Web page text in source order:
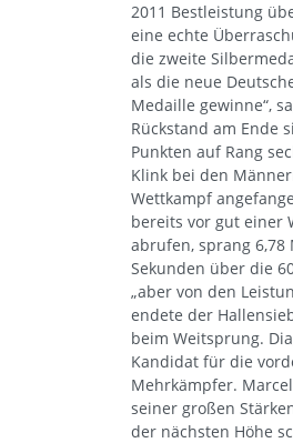
2011 Bestleistung
eine echte
die zweite
als die neue
Medaille gewinne“,
Rückstand am Ende
Punkten auf Rang
Klink bei den
Wettkampf
bereits vor gut einer
abrufen, sprang 6,78
Sekunden über die
„aber von den
endete der
beim Weitsprung.
Kandidat für die
Mehrkämpfer.
seiner großen
der nächsten Höhe